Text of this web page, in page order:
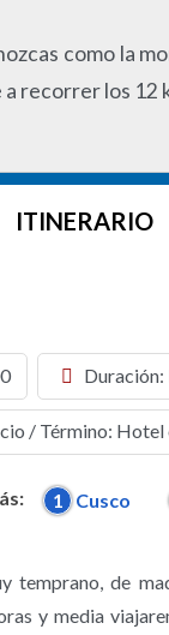
como la
recorrer los 12
ITINERARIO
/ Término: Hotel
1 Cusco
temprano, de
y media